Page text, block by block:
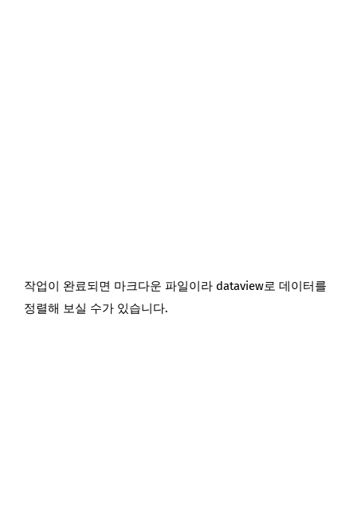
작업이 완료되면 마크다운 파일이라 dataview로 데이터를
정렬해 보실 수가 있습니다.